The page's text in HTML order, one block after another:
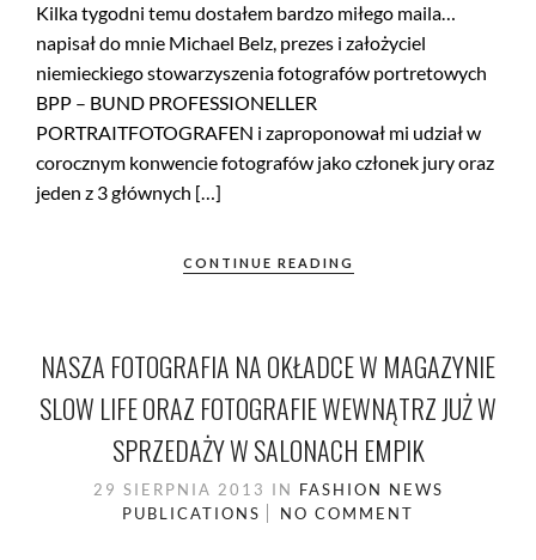
Kilka tygodni temu dostałem bardzo miłego maila…
napisał do mnie Michael Belz, prezes i założyciel
niemieckiego stowarzyszenia fotografów portretowych
BPP – BUND PROFESSIONELLER
PORTRAITFOTOGRAFEN i zaproponował mi udział w
corocznym konwencie fotografów jako członek jury oraz
jeden z 3 głównych […]
CONTINUE READING
NASZA FOTOGRAFIA NA OKŁADCE W MAGAZYNIE
SLOW LIFE ORAZ FOTOGRAFIE WEWNĄTRZ JUŻ W
SPRZEDAŻY W SALONACH EMPIK
29 SIERPNIA 2013 IN FASHION NEWS
PUBLICATIONS
NO COMMENT